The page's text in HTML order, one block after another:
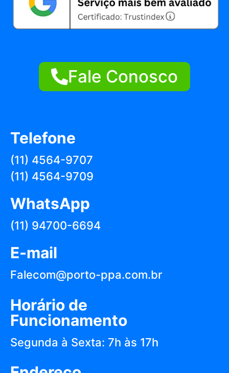
Fale Conosco
Telefone
(11) 4564-9707
(11) 4564-9709
WhatsApp
(11) 94700-6694
E-mail
Falecom@porto-ppa.com.br
Horário de
Funcionamento
Segunda à Sexta: 7h às 17h